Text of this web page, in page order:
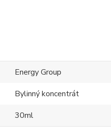
Energy Group
Bylinný koncentrát
30ml